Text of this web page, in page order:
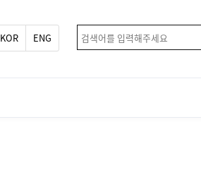
KOR ENG